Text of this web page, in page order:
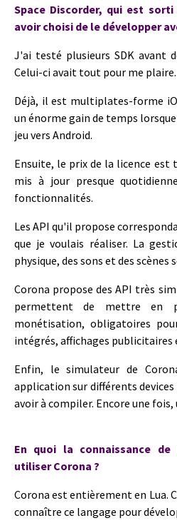
Space Discorder, qui est
avoir choisi de le développer
J'ai testé plusieurs SDK avant
Celui-ci avait tout pour me plaire.
Déjà, il est multiplates-forme
un énorme gain de temps
jeu vers Android.
Ensuite, le prix de la licence est
mis à jour presque
fonctionnalités.
Les API qu'il propose
que je voulais réaliser. La
physique, des sons et des
Corona propose des API très
permettent de mettre en
monétisation, obligatoires
intégrés, affichages
Enfin, le simulateur de
application sur différents devices
avoir à compiler. Encore une
En quoi la connaissance
utiliser Corona ?
Corona est entièrement en Lua.
connaître ce langage pour